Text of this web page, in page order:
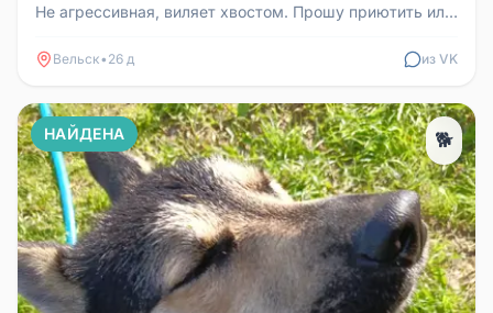
Не агрессивная, виляет хвостом. Прошу приютить или
Вельск• 26 д из VK
НАЙДЕНА 🐕